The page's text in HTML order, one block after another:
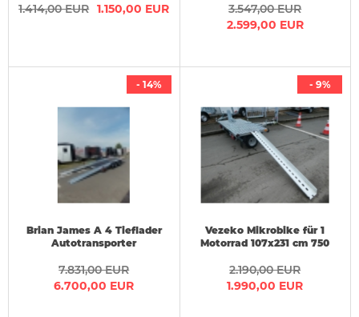
ABVERKAUF
1.414,00 EUR 1.150,00 EUR
LAGERFAHRZEUGE:
3.547,00 EUR
2.599,00 EUR
Brian James A 4 Tieflader
Autotransporter
SONDERPREIS
7.831,00 EUR
6.700,00 EUR
- 14%
Vezeko Mikrobike für 1
Motorrad 107x231 cm 750
2.190,00 EUR
1.990,00 EUR
- 9%